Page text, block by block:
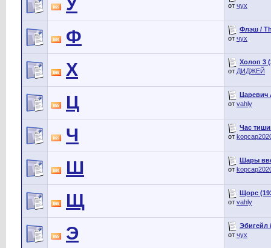
от чух
Ф
Флэш /
от чух
Х
Холоп 3
от ДИДЖЕЙ
Ц
Царевич
от vahly
Ч
Час
от
Ш
Шары
от
Щ
Щорс
от vahly
Э
Эбигейл
от чух